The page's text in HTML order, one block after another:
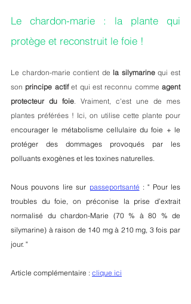
Le chardon-marie : la plante qui
protège et reconstruit le foie !
Le chardon-marie contient de la silymarine qui est
son principe actif et qui est reconnu comme agent
protecteur du foie . Vraiment, c'est une de mes
plantes préférées ! Ici, on utilise cette plante pour
encourager le métabolisme cellulaire du foie + le
protéger des dommages provoqués par les
polluants exogènes et les toxines naturelles.
Nous pouvons lire sur passeportsanté : " Pour les
troubles du foie, on préconise la prise d’extrait
normalisé du chardon-Marie (70 % à 80 % de
silymarine) à raison de 140 mg à 210 mg, 3 fois par
jour. "
Article complémentaire : clique ici